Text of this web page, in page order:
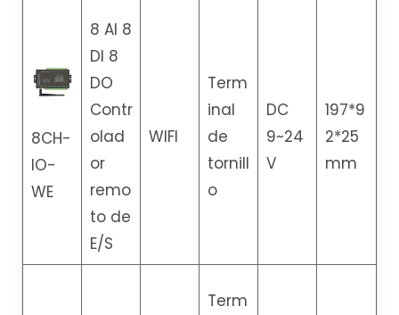
8CH-
IO-
WE
8 AI 8
DI 8
DO
Contr
olad
or
remo
to de
E/S
WIFI
Term
inal
de
tornill
o
DC
9~24
V
197*9
2*25
mm
Term